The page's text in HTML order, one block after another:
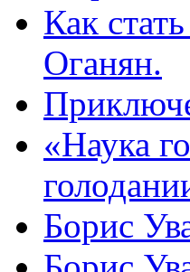
Как
Оганян.
«Наука
Борис